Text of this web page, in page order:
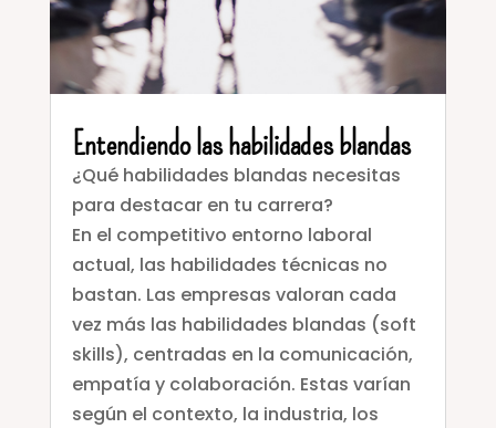
Entendiendo las habilidades blandas
¿Qué habilidades blandas necesitas
para destacar en tu carrera?
En el competitivo entorno laboral
actual, las habilidades técnicas no
bastan. Las empresas valoran cada
vez más las habilidades blandas (soft
skills), centradas en la comunicación,
empatía y colaboración. Estas varían
según el contexto, la industria, los